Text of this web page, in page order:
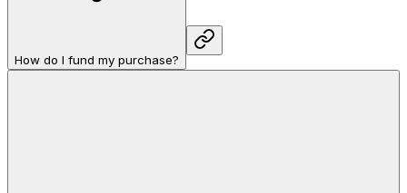
How do I fund my purchase?